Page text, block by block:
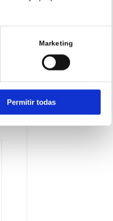
Marketing
Permitir todas